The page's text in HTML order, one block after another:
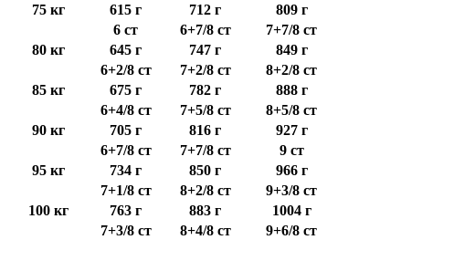
75 кг
615 г 712 г
809 г
6 ст
6+7/8 ст
7+7/8 ст
80 кг
645 г 747 г
849 г
6+2/8 ст
7+2/8 ст
8+2/8 ст
85 кг
675 г 782 г
888 г
6+4/8 ст
7+5/8 ст
8+5/8 ст
90 кг
705 г 816 г
927 г
6+7/8 ст
7+7/8 ст
9 ст
95 кг
734 г 850 г
966 г
7+1/8 ст
8+2/8 ст
9+3/8 ст
100 кг
763 г 883 г
1004 г
7+3/8 ст
8+4/8 ст 9+6/8 ст